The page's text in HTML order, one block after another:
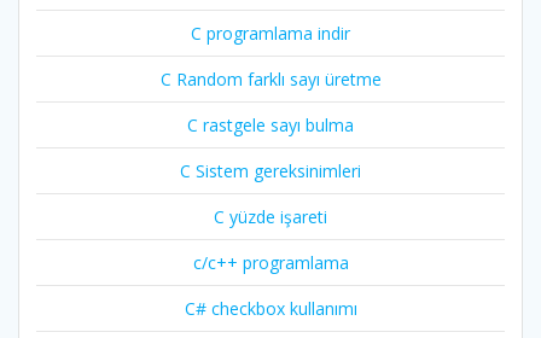
C programlama indir
C Random farklı sayı üretme
C rastgele sayı bulma
C Sistem gereksinimleri
C yüzde işareti
c/c++ programlama
C# checkbox kullanımı